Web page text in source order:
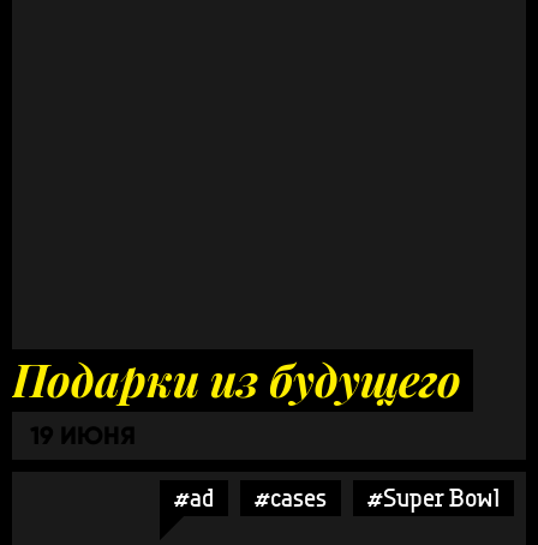
Подарки из будущего
19 ИЮНЯ
#ad #cases #Super Bowl